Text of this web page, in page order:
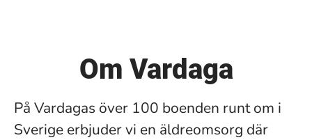
Om Vardaga
På Vardagas över 100 boenden runt om i
Sverige erbjuder vi en äldreomsorg där